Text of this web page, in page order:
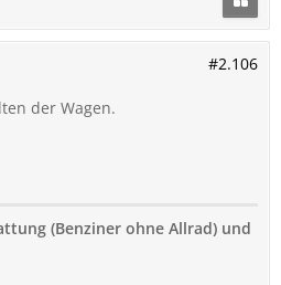
#2.106
der Wagen.
(Benziner ohne Allrad) und